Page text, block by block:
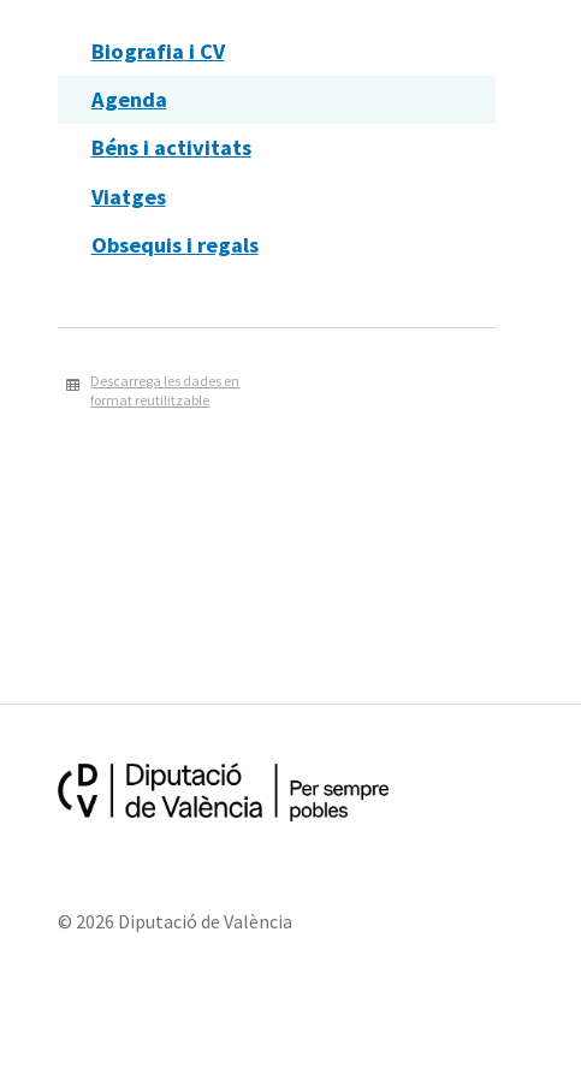
Biografia i CV
Agenda
Béns i activitats
Viatges
Obsequis i regals
Descarrega les dades en
format reutilitzable
© 2026 Diputació de València